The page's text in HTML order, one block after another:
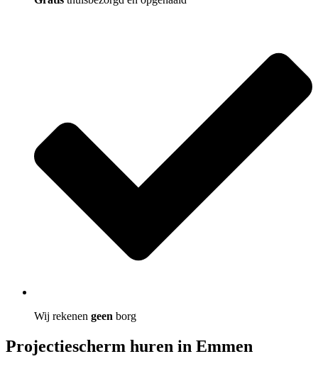
Wij rekenen geen borg
Projectiescherm huren in Emmen